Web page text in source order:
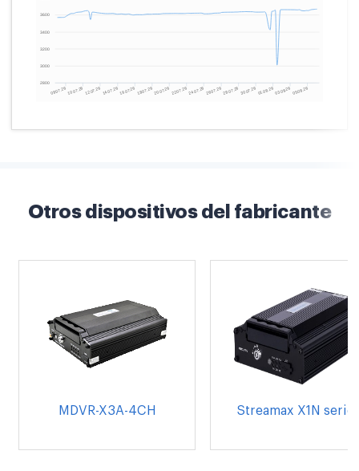
Otros dispositivos del fabricante
MDVR-X3A-4CH Streamax X1N